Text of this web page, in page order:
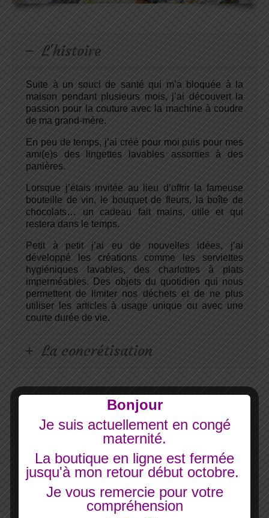
L'histoire
Suite à un souci de santé qui m’a bloquée à la
maison pendant plusieurs mois, j’ai découvert la
passion pour la couture avec la machine à coudre
de ma grand-mère.
En peu de temps, j’ai créé pour moi puis pour mes
ami(e)s des lingettes lavables assorties à des
panières.
Lorsque j’étais invitée au lieu d’offrir la fameuse
bouteille de vin, le bouquet de fleurs, la boîte de
chocolats… un cadeau fait mains, utile et qui
restera dans le temps.
Petit à petit j’ai eu de nouvelles idées, j’ai
développé les créations comme les serviettes
hygiéniques lavables, des charlottes à plats
imperméables. Des objets du quotidien qui nous
permettent de limiter nos déchets et de ne plus
utiliser les articles à usage unique ou avec une
courte durée de vie.
La concrétisation
Mes dernières créations
Bonjour
Je suis actuellement en congé
maternité.
La boutique en ligne est fermée
jusqu'à mon retour début octobre.
Je vous remercie pour votre
compréhension